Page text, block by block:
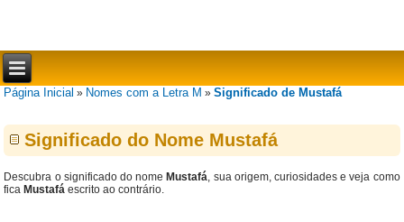
Página Inicial » Nomes com a Letra M »Significado de Mustafá
Significado do Nome Mustafá
Descubra o significado do nome Mustafá, sua origem, curiosidades e veja como
fica Mustafá escrito ao contrário.